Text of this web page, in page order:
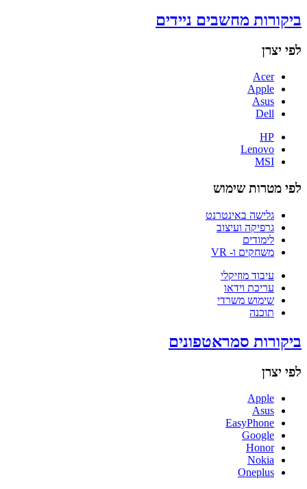
ביקורות מחשבים ניידים
לפי יצרן
Acer
Apple
Asus
Dell
HP
Lenovo
MSI
לפי מטרות שימוש
גלישה באינטרנט
גרפיקה ועיצוב
לימודים
משחקים ו- VR
עיבוד מוזיקלי
עריכת וידאו
שימוש משרדי
תוכנה
ביקורות סמראטפונים
לפי יצרן
Apple
Asus
EasyPhone
Google
Honor
Nokia
Oneplus